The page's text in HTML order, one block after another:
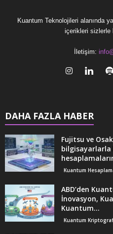
Kuantum Teknolojileri alanında
içerikleri sizlerle
İletişim:
DAHA FAZLA HABER
Fujitsu ve
bilgisayarlarla
Kuantum
ABD’den
İnovasyon,
Kuantum...
Kuantum